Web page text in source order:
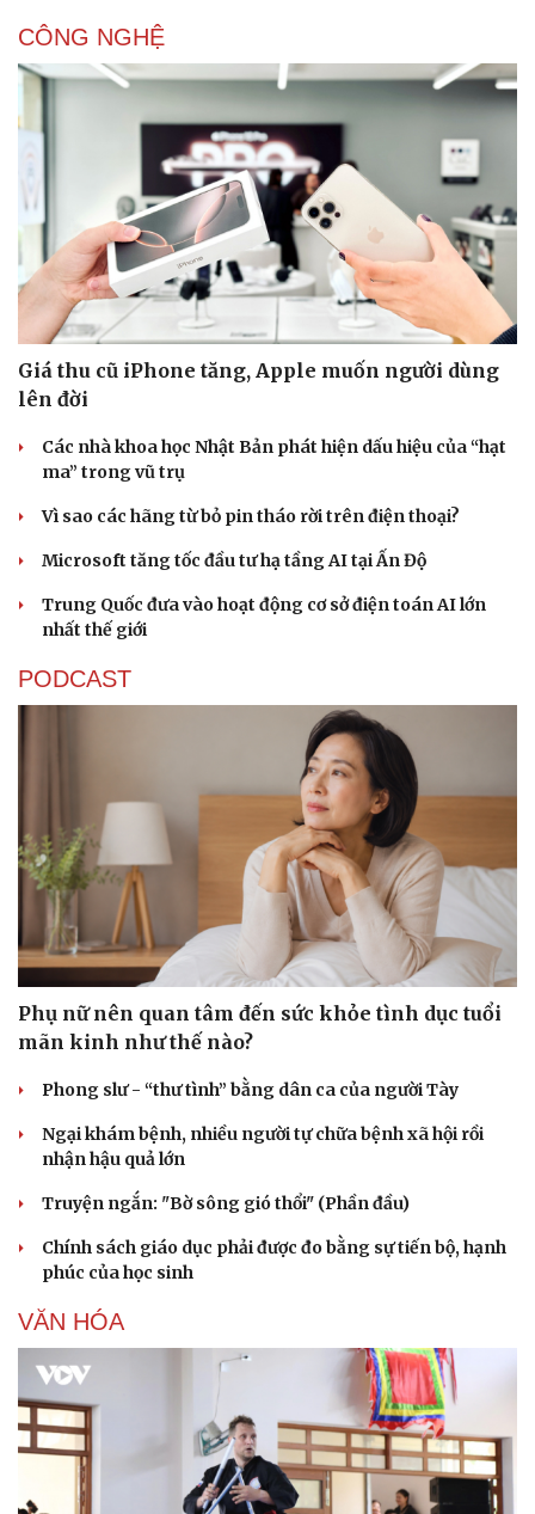
Sức khỏe
Dinh dưỡng - món ngon
Nhi khoa
Làm đẹp - giảm cân
Phòng mạch online
Ăn sạch sống khỏe
Đời sống
Blog
Tình yêu - Gia đình
CÔNG NGHỆ
Giá thu cũ iPhone tăng, Apple muốn người dùng
lên đời
Các nhà khoa học Nhật Bản phát hiện dấu hiệu của “hạt
ma” trong vũ trụ
Vì sao các hãng từ bỏ pin tháo rời trên điện thoại?
Microsoft tăng tốc đầu tư hạ tầng AI tại Ấn Độ
Trung Quốc đưa vào hoạt động cơ sở điện toán AI lớn
nhất thế giới
PODCAST
Phụ nữ nên quan tâm đến sức khỏe tình dục tuổi
mãn kinh như thế nào?
Phong slư - “thư tình” bằng dân ca của người Tày
Ngại khám bệnh, nhiều người tự chữa bệnh xã hội rồi
nhận hậu quả lớn
Truyện ngắn: "Bờ sông gió thổi" (Phần đầu)
Chính sách giáo dục phải được đo bằng sự tiến bộ, hạnh
phúc của học sinh
VĂN HÓA